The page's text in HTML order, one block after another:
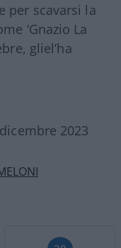
per scavarsi la
‘Gnazio La
gliel’ha
2023